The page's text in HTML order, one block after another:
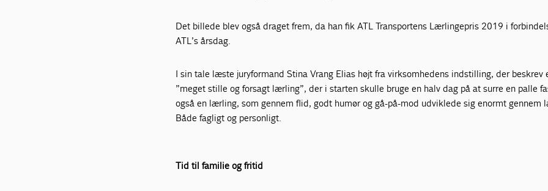
Det billede blev også draget frem, da han fik ATL Transportens Lærlingepris 2019 i
ATL’s årsdag.
I sin tale læste juryformand Stina Vrang Elias højt fra virksomhedens indstilling, der beskrev
”meget stille og forsagt lærling”, der i starten skulle bruge en halv dag på at surre en palle
også en lærling, som gennem flid, godt humør og gå-på-mod udviklede sig enormt gennem
Både fagligt og personligt.
Tid til familie og fritid